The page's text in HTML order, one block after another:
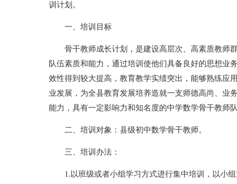
训计划。
一、培训目标
骨干教师成长计划，是建设高层次、高素质教师
队伍素质和能力，通过培训使他们具备良好的思想业
效性得到较大提高，教育教学实绩突出，能够熟练应
业发展，为全县教育发展培养造就一支师德高尚、业
能力，具有一定影响力和知名度的中学数学骨干教师
二、培训对象：县级初中数学骨干教师。
三、培训办法：
1.以班级或者小组学习方式进行集中培训，以小组